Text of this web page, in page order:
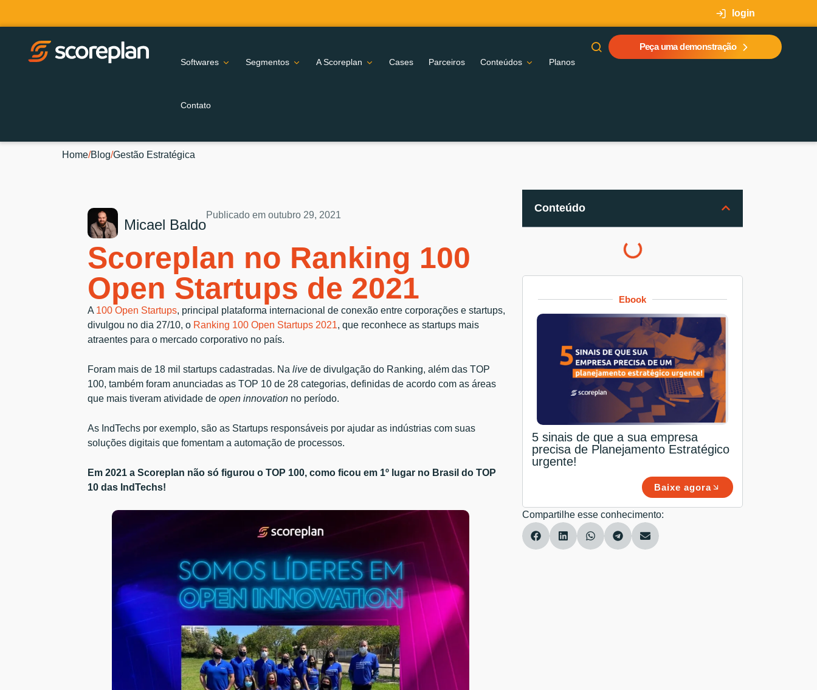
login
Softwares Segmentos A Scoreplan Cases Parceiros Conteúdos Planos
Contato
Peça uma demonstração
Home/Blog/Gestão Estratégica
Micael Baldo
Publicado em outubro 29, 2021
Scoreplan no Ranking 100
Open Startups de 2021
A 100 Open Startups, principal plataforma internacional de conexão entre corporações e startups,
divulgou no dia 27/10, o Ranking 100 Open Startups 2021, que reconhece as startups mais
atraentes para o mercado corporativo no país.
Foram mais de 18 mil startups cadastradas. Na live de divulgação do Ranking, além das TOP
100, também foram anunciadas as TOP 10 de 28 categorias, definidas de acordo com as áreas
que mais tiveram atividade de open innovation no período.
As IndTechs por exemplo, são as Startups responsáveis por ajudar as indústrias com suas
soluções digitais que fomentam a automação de processos.
Em 2021 a Scoreplan não só figurou o TOP 100, como ficou em 1º lugar no Brasil do TOP
10 das IndTechs!
Conteúdo
Ebook
5 sinais de que a sua empresa
precisa de Planejamento Estratégico
urgente!
Baixe agora
Compartilhe esse conhecimento: